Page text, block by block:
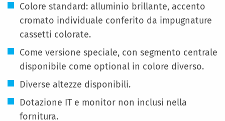
Colore standard: alluminio brillante, accento
cromato individuale conferito da impugnature
cassetti colorate.
Come versione speciale, con segmento centrale
disponibile come optional in colore diverso.
Diverse altezze disponibili.
Dotazione IT e monitor non inclusi nella
fornitura.